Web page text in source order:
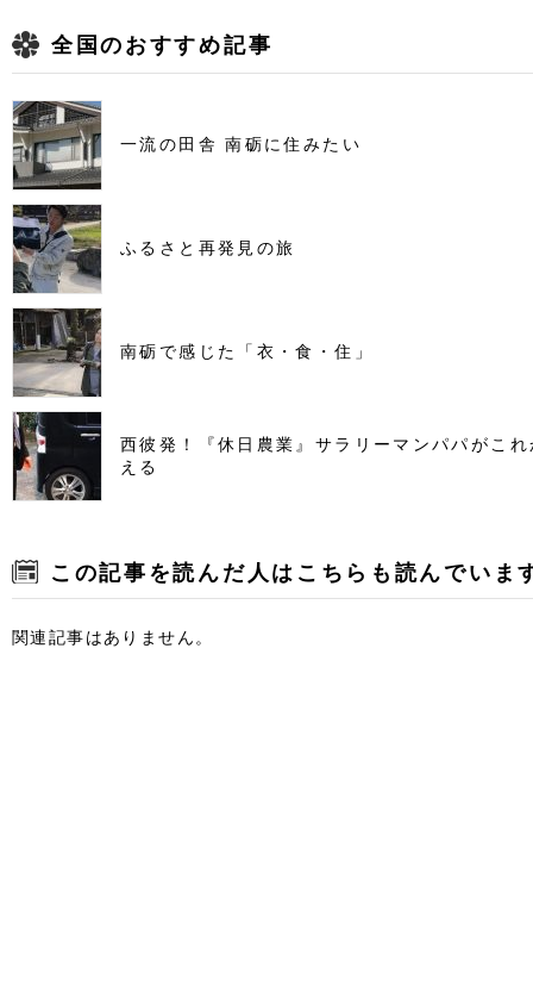
全国のおすすめ記事
一流の田舎 南砺に住みたい
ふるさと再発見の旅
南砺で感じた「衣・食・住」
西彼発！『休日農業』サラリーマンパパがこ
える
この記事を読んだ人はこちらも読んでいま
関連記事はありません。